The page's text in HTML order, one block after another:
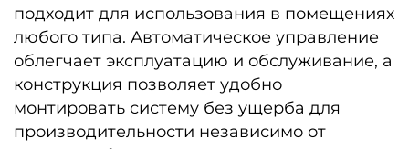
подходит для использования в помещениях
любого типа. Автоматическое управление
облегчает эксплуатацию и обслуживание, а
конструкция позволяет удобно
монтировать систему без ущерба для
производительности независимо от